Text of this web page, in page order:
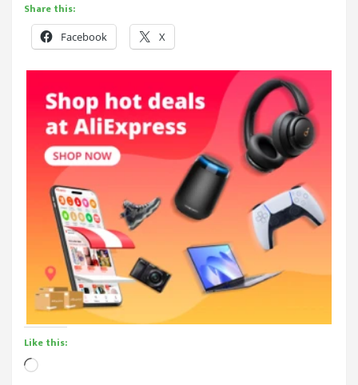
Share this:
Facebook X
Like this:
Loading…